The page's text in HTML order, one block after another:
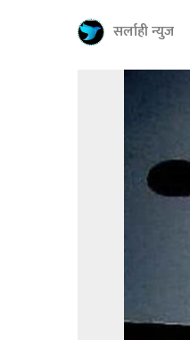
सर्लाही न्युज